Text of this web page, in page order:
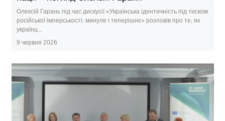
Олексій Гарань під час дискусії «Українська ідентичність під тиском
російської імперськості: минуле і теперішнє» розповів про те, як
українц...
9 червня 2026